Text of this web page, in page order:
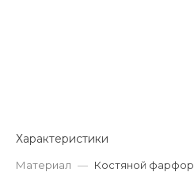
Характеристики
Материал — Костяной фарфор